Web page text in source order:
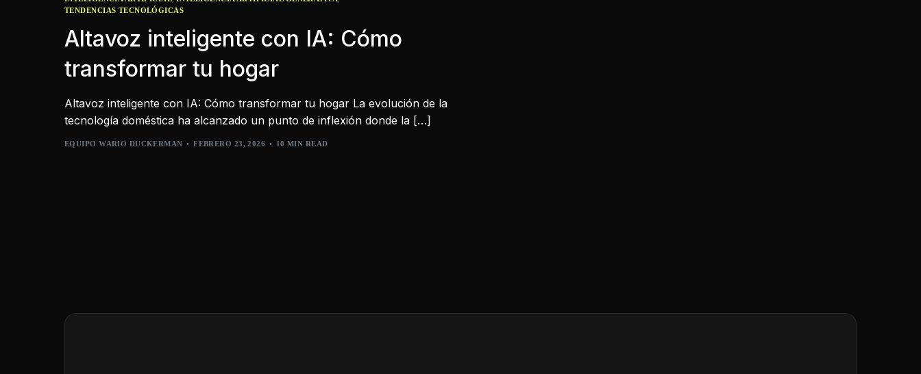
TENDENCIAS TECNOLÓGICAS
Altavoz inteligente con IA: Cómo
transformar tu hogar
Altavoz inteligente con IA: Cómo transformar tu hogar La evolución de la
tecnología doméstica ha alcanzado un punto de inflexión donde la […]
EQUIPO WARIO DUCKERMAN FEBRERO 23, 2026 10 MIN READ